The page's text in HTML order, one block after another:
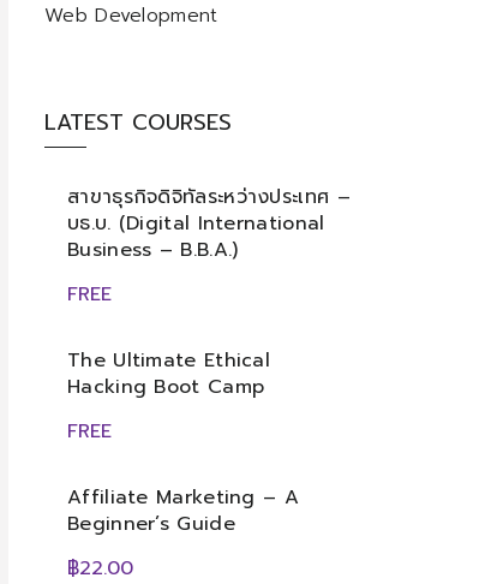
Web Development
LATEST COURSES
สาขาธุรกิจดิจิทัลระหว่างประเทศ –
บธ.บ. (Digital International
Business – B.B.A.)
FREE
The Ultimate Ethical
Hacking Boot Camp
FREE
Affiliate Marketing – A
Beginner’s Guide
฿22.00